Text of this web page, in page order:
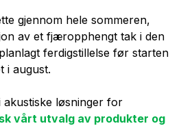
gjennom hele sommeren,
av et fjæropphengt tak i den
ferdigstillelse før starten
i august.
akustiske løsninger for
vårt utvalg av produkter og